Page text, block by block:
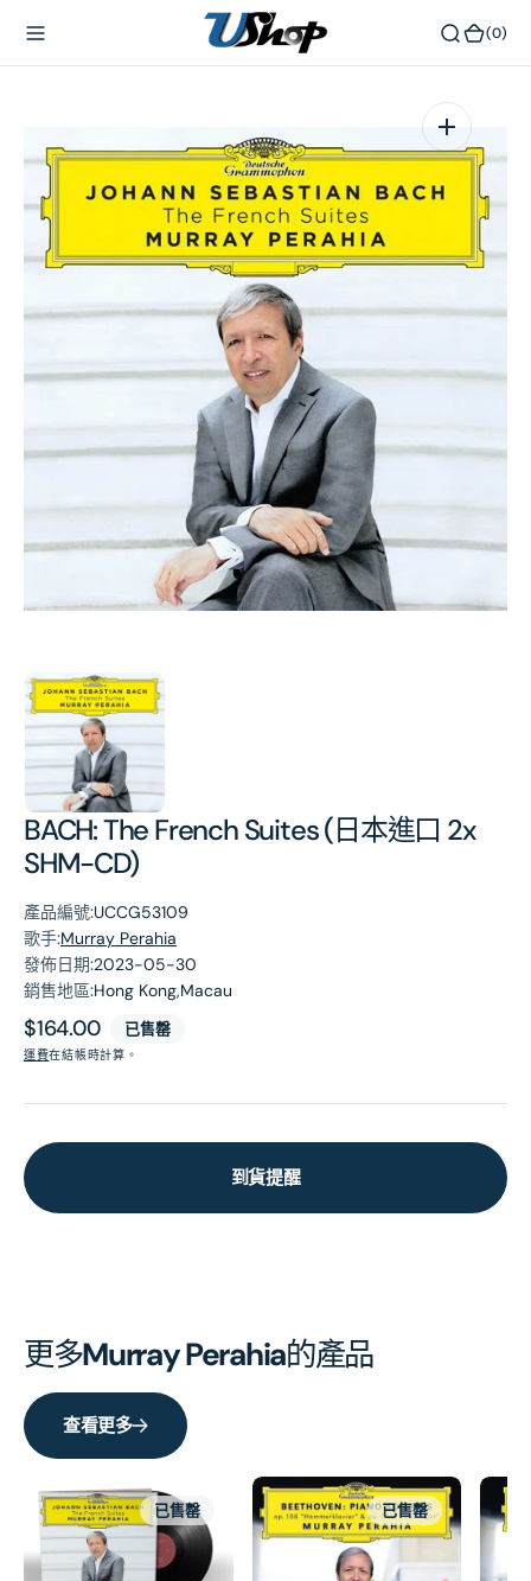
(0)
BACH: The French Suites (日本進口 2x
SHM-CD)
產品編號:UCCG53109
歌手:Murray Perahia
發佈日期:2023-05-30
銷售地區:Hong Kong,Macau
原
價
$164.00 已售罄
運費在結帳時計算。
到貨提醒
在
相
簿
中
開
啟
第
1
張
更多Murray Perahia的產品
查看更多
已售罄 已售罄